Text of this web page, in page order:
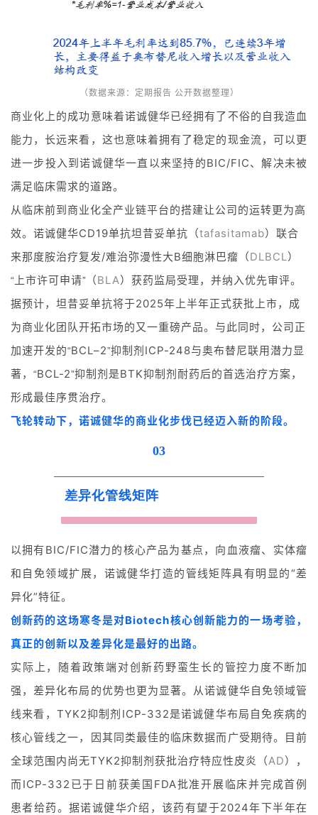
代
学
苑
A
l
l
n
g
l
i
s
h
系
我
登录 注册
（数据来源：定期报告 公开数据整理）
商业化上的成功意味着诺诚健华已经拥有了不俗的自我造血
能力，长远来看，这也意味着拥有了稳定的现金流，可以更
进一步投入到诺诚健华一直以来坚持的BIC/FIC、解决未被
满足临床需求的道路。
从临床前到商业化全产业链平台的搭建让公司的运转更为高
效。诺诚健华CD19单抗坦昔妥单抗（tafasitamab）联合
来那度胺治疗复发/难治弥漫性大B细胞淋巴瘤（DLBCL ）
“ 上市许可申请” （BLA）获药监局受理，并纳入优先审评。
据预计，坦昔妥单抗将于2025年上半年正式获批上市，成
为商业化团队开拓市场的又一重磅产品。与此同时，公司正
加速开发的“BCL–2”抑制剂ICP-248与奥布替尼联用潜力显
著， “BCL-2”抑制剂是BTK抑制剂耐药后的首选治疗方案，
形成最佳序贯治疗。
飞轮转动下，诺诚健华的商业化步伐已经迈入新的阶段。
03
差异化管线矩阵
以拥有BIC/FIC潜力的核心产品为基点，向血液瘤、实体瘤
和自免领域扩展，诺诚健华打造的管线矩阵具有明显的“差
异化”特征。
创新药的这场寒冬是对Biotech核心创新能力的一场考验，
真正的创新以及差异化是最好的出路。
实际上，随着政策端对创新药野蛮生长的管控力度不断加
强，差异化布局的优势也更为显著。从诺诚健华自免领域管
线来看，TYK2抑制剂ICP-332是诺诚健华布局自免疾病的
核心管线之一，因其同类最佳的临床数据而广受期待。目前
全球范围内尚无TYK2抑制剂获批治疗特应性皮炎（AD），
而ICP-332已于日前获美国FDA批准开展临床并完成首例
患者给药。据诺诚健华介绍，该药有望于2024年下半年在